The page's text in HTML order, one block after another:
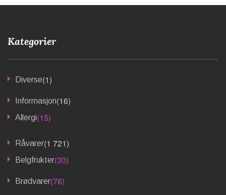
Kategorier
Diverse(1)
Informasjon(16)
Allergi(15)
Råvarer(1 721)
Belgfrukter(30)
Brødvarer(76)